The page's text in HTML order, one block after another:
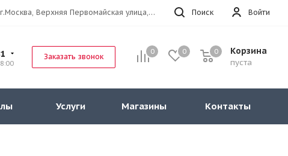
Войти
Поиск
г.Москва, Верхняя Первомайская улица, 47к11 офис 214
0 0 Корзина
пуста
0
Заказать звонок
Услуги Магазины Контакты